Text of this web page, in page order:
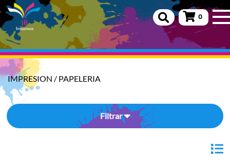
0
IMPRESION / PAPELERIA
Filtrar